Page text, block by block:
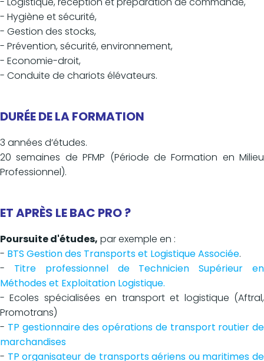
- Hygiène et sécurité,
- Gestion des stocks,
- Prévention, sécurité, environnement,
- Economie-droit,
- Conduite de chariots élévateurs.
DURÉE DE LA FORMATION
3 années d’études.
20 semaines de PFMP (Période de Formation en Milieu
Professionnel).
ET APRÈS LE BAC PRO ?
Poursuite d'études, par exemple en :
- BTS Gestion des Transports et Logistique Associée.
- Titre professionnel de Technicien Supérieur en
Méthodes et Exploitation Logistique.
- Ecoles spécialisées en transport et logistique (Aftral,
Promotrans)
- TP gestionnaire des opérations de transport routier de
marchandises
- TP organisateur de transports aériens ou maritimes de